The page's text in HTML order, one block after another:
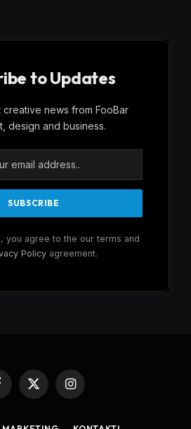
to Updates
creative news from FooBar
design and business.
you agree to the our terms and
Policyagreement.
X
(Twitter)
Instagram